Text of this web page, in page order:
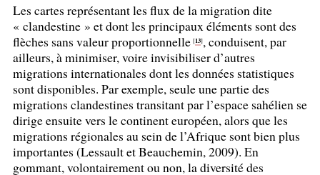
Les cartes représentant les flux de la migration dite
« clandestine » et dont les principaux éléments sont des
flèches sans valeur proportionnelle [13], conduisent, par
ailleurs, à minimiser, voire invisibiliser d’autres
migrations internationales dont les données statistiques
sont disponibles. Par exemple, seule une partie des
migrations clandestines transitant par l’espace sahélien se
dirige ensuite vers le continent européen, alors que les
migrations régionales au sein de l’Afrique sont bien plus
importantes (Lessault et Beauchemin, 2009). En
gommant, volontairement ou non, la diversité des